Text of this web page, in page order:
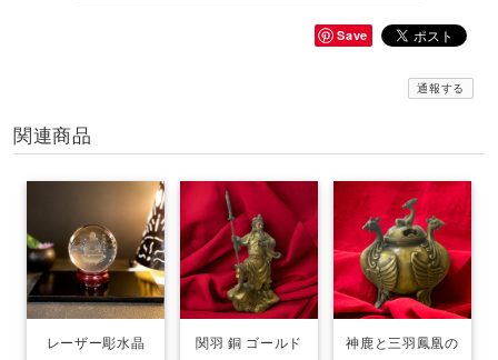
Save
通報する
関連商品
レーザー彫水晶
関羽 銅 ゴールド
神鹿と三羽鳳凰の